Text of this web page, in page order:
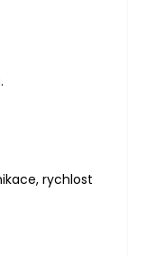
5 hvězdiček.
5 hvězdiček.
rychlost